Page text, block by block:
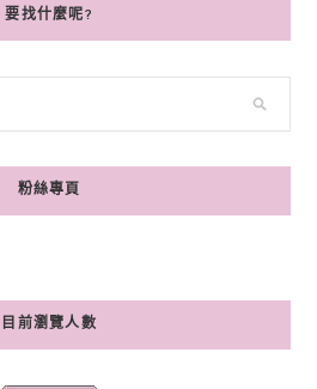
要找什麼呢?
粉絲專頁
目前瀏覽人數